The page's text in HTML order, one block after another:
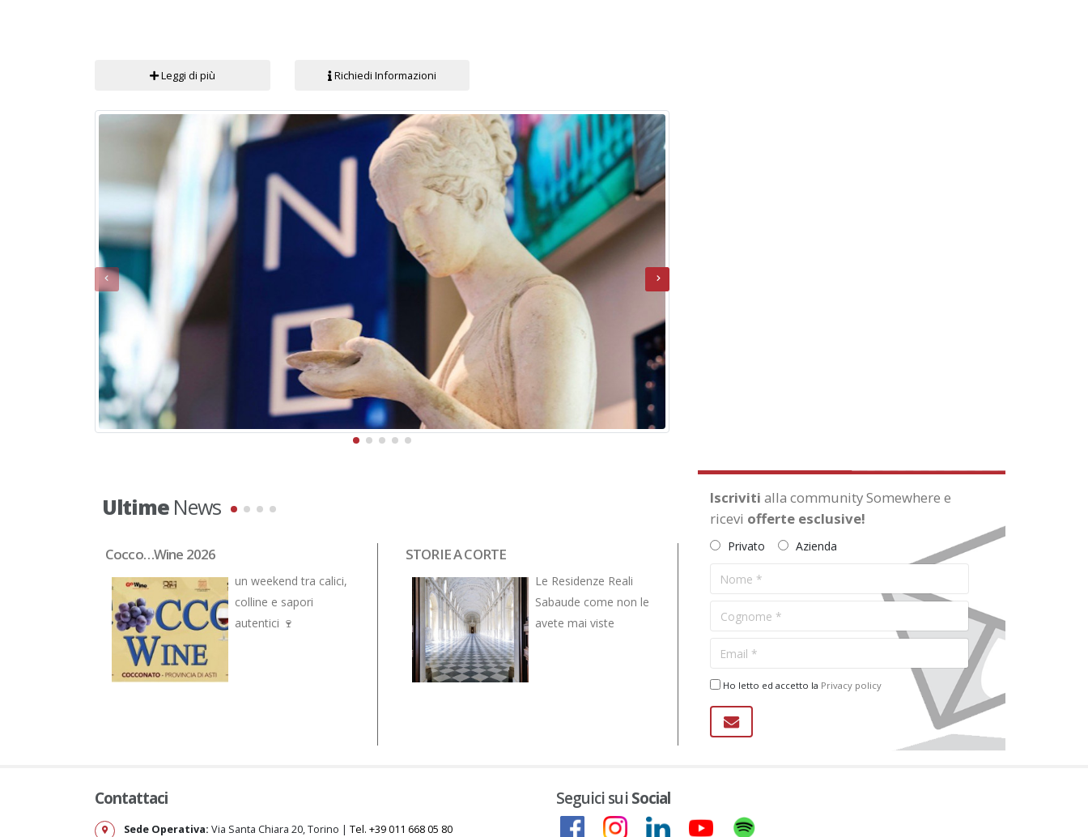
Leggi di più Richiedi Informazioni
UltimeNews
Cocco…Wine 2026
un weekend tra calici,
colline e sapori
autentici 🍷
STORIE A CORTE
Le Residenze Reali
Sabaude come non le
avete mai viste
NOVITÀ DELL'ESTATE: IL MUSEO EGIZIO SI
VIVE... DI SERA!
Ogni sabato di luglio e
Iscriviti alla community Somewhere e
ricevi offerte esclusive!
Privato Azienda
Ho letto ed accetto la Privacy policy
Contattaci
Sede Operativa: Via Santa Chiara 20, Torino | Tel. +39 011 668 05 80
Seguici suiSocial